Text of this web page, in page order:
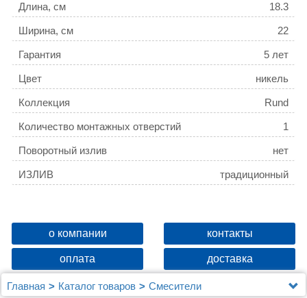
Длина, см 18.3
Ширина, см 22
Гарантия 5 лет
Цвет никель
Коллекция Rund
Количество монтажных отверстий 1
Поворотный излив нет
ИЗЛИВ традиционный
о компании контакты
оплата доставка
Главная Каталог товаров
Смесители